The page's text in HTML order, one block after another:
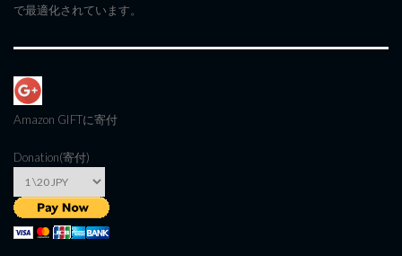
で最適化されています。
Amazon GIFTに寄付
Donation(寄付)